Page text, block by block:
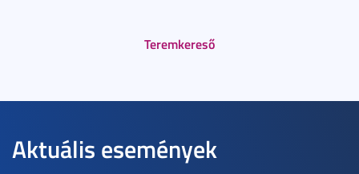
Teremkereső
Aktuális események